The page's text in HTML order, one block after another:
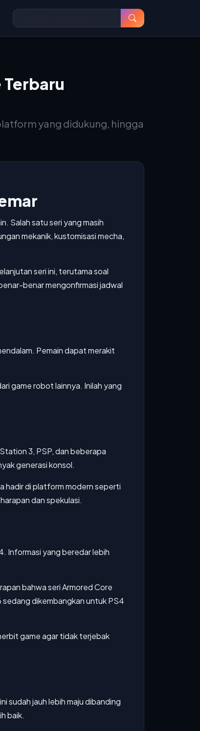
yang didukung, hingga
Salah satu seri yang masih
mekanik, kustomisasi mecha,
seri ini, terutama soal
benar mengonfirmasi jadwal
Pemain dapat merakit
game robot lainnya. Inilah yang
3, PSP, dan beberapa
generasi konsol.
hadir di platform modern seperti
dan spekulasi.
Informasi yang beredar lebih
bahwa seri Armored Core
sedang dikembangkan untuk PS4
game agar tidak terjebak
sudah jauh lebih maju dibanding
baik.